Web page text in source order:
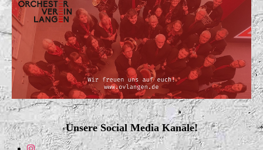
Unsere Social Media Kanäle!